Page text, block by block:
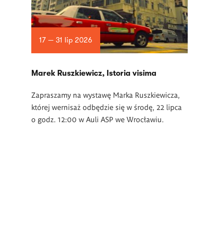
17 — 31 lip 2026
Marek Ruszkiewicz, Istoria visima
Zapraszamy na wystawę Marka Ruszkiewicza,
której wernisaż odbędzie się w środę, 22 lipca
o godz. 12:00 w Auli ASP we Wrocławiu.